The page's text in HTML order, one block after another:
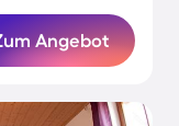
Angebot